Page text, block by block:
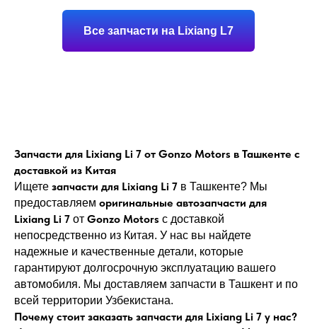
Все запчасти на Lixiang L7
Запчасти для Lixiang Li 7 от Gonzo Motors в Ташкенте с
доставкой из Китая
Ищете запчасти для Lixiang Li 7 в Ташкенте? Мы
предоставляем оригинальные автозапчасти для
Lixiang Li 7 от Gonzo Motors с доставкой
непосредственно из Китая. У нас вы найдете
надежные и качественные детали, которые
гарантируют долгосрочную эксплуатацию вашего
автомобиля. Мы доставляем запчасти в Ташкент и по
всей территории Узбекистана.
Почему стоит заказать запчасти для Lixiang Li 7 у нас?